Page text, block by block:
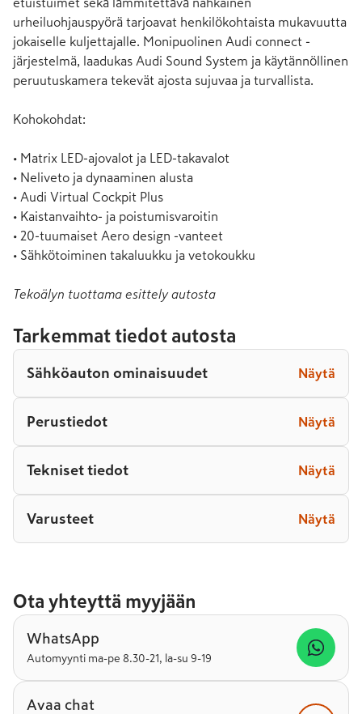
etuistuimet sekä lämmitettävä nahkainen
urheiluohjauspyörä tarjoavat henkilökohtaista mukavuutta
jokaiselle kuljettajalle. Monipuolinen Audi connect -
järjestelmä, laadukas Audi Sound System ja käytännöllinen
peruutuskamera tekevät ajosta sujuvaa ja turvallista.
Kohokohdat:
• Matrix LED-ajovalot ja LED-takavalot
• Neliveto ja dynaaminen alusta
• Audi Virtual Cockpit Plus
• Kaistanvaihto- ja poistumisvaroitin
• 20-tuumaiset Aero design -vanteet
• Sähkötoiminen takaluukku ja vetokoukku
Tekoälyn tuottama esittely autosta
Tarkemmat tiedot autosta
Sähköauton ominaisuudet Näytä
Perustiedot Näytä
Tekniset tiedot Näytä
Varusteet Näytä
Ota yhteyttä myyjään
WhatsApp
Automyynti ma-pe 8.30-21, la-su 9-19
Avaa chat